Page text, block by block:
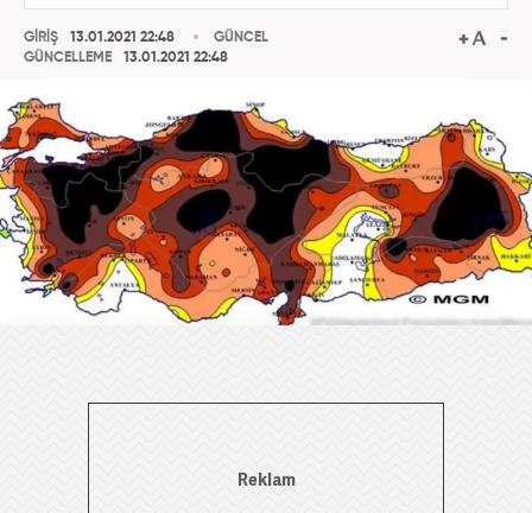
GİRİŞ
13.01.2021 22:48
GÜNCELLEME
13.01.2021 22:48
GÜNCEL